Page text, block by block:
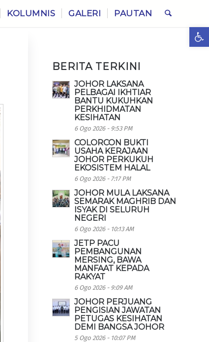
KOLUMNIS GALERI PAUTAN
BERITA TERKINI
JOHOR LAKSANA
PELBAGAI IKHTIAR
BANTU KUKUHKAN
PERKHIDMATAN
KESIHATAN
6 Ogo 2026 - 9:53 PM
COLORCON BUKTI
USAHA KERAJAAN
JOHOR PERKUKUH
EKOSISTEM HALAL
6 Ogo 2026 - 7:17 PM
JOHOR MULA LAKSANA
SEMARAK MAGHRIB DAN
ISYAK DI SELURUH
NEGERI
6 Ogo 2026 - 10:13 AM
JETP PACU
PEMBANGUNAN
MERSING, BAWA
MANFAAT KEPADA
RAKYAT
6 Ogo 2026 - 9:09 AM
JOHOR PERJUANG
PENGISIAN JAWATAN
PETUGAS KESIHATAN
DEMI BANGSA JOHOR
5 Ogo 2026 - 10:07 PM